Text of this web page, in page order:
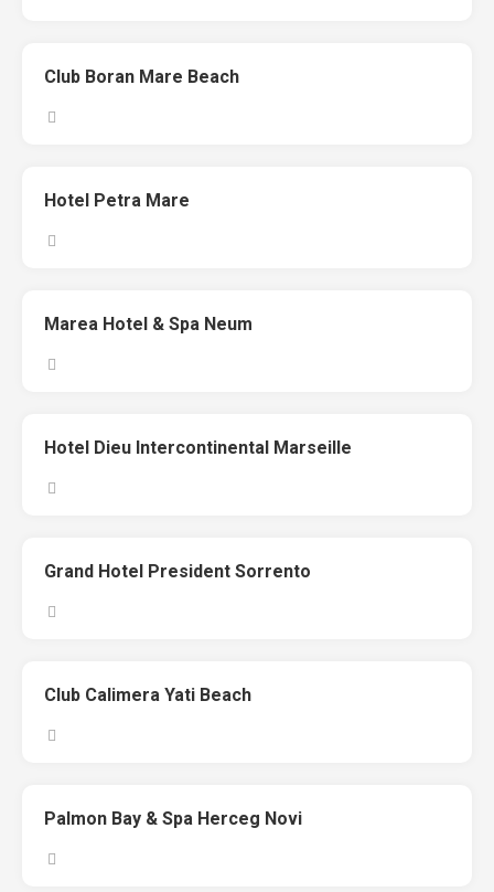
Club Boran Mare Beach
Hotel Petra Mare
Marea Hotel & Spa Neum
Hotel Dieu Intercontinental Marseille
Grand Hotel President Sorrento
Club Calimera Yati Beach
Palmon Bay & Spa Herceg Novi